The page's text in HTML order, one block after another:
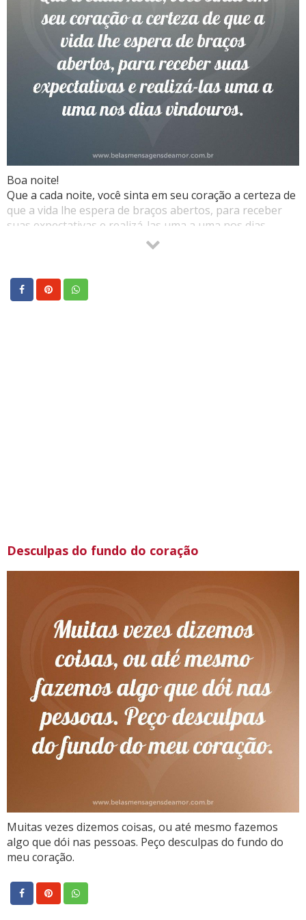
Boa noite!
Que a cada noite, você sinta em seu coração a certeza de
que a vida lhe espera de braços abertos, para receber
suas expectativas e realizá-las uma a uma nos dias
Desculpas do fundo do coração
Muitas vezes dizemos coisas, ou até mesmo fazemos
algo que dói nas pessoas. Peço desculpas do fundo do
meu coração.